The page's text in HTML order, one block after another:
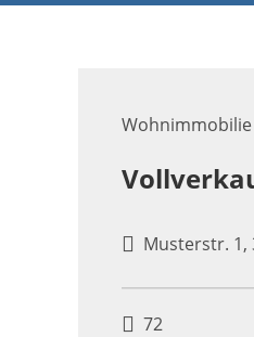
Wohnimmobilie
Musterstr. 1,
72